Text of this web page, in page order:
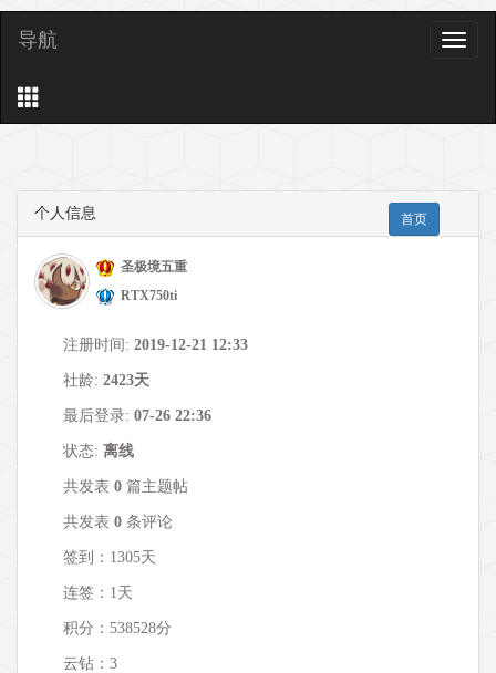
导
导航
个人信息 首页
圣极境五重
RTX750ti
注册时间: 2019-12-21 12:33
社龄: 2423天
最后登录: 07-26 22:36
状态: 离线
共发表 0 篇主题帖
共发表 0 条评论
签到：1305天
连签：1天
积分：538528分
云钻：3